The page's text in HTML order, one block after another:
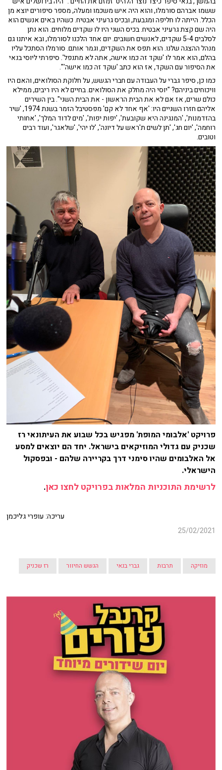
ששמו אברהם סורמלו, והוא היה איש משכמו ומעלה, מספר סיפורים יוצא מן
הכלל. הייתה לו חליפה ומגבעת, ובכיס גרעיני אבטיח. כשהיו באים אנשים הוא
היה שם קצת גרעיני אבטיח. בכיס השני היו לו שקדים מלוחים. הוא נתן
לסלבים 5-4 שקדים, לאנשים חשובים. יום אחד הלכנו לסורמלו, ובא איתנו גם
מנהל ההצגה שלנו. הוא תפס את השקדים, וגמר אותם. סורמלו הסתכל עליו
בהלם, הוא אמר לו 'שקד זה כמו אישה, אתה לא מתנפל'. סיפרתי ליוסי בנאי
את הסיפור עם השקד, אז הוא כתב 'שקד זה כמו אישה'".
כמו כן, סיפר גברי על העבודה עם חברי הגשש, על חלוקת הסולואים, והאם היו
וויכוחים ביניהם? "יוסי היה מחלק את הסולואים. בחיים לא היו ריבים, ממילא
כולם שרים, אז אם לא את הבית הראשון - את הבית השני". בין השירים
אליהם חזרו השניים היו: 'אף אחד לא קם' מפסטיבל הזמר בשנת 1974, 'שיר
בהזדמנות', 'המנגינה היא שקובעת', 'יפות יפות', 'מים לדוד המלך', 'אחותי
רוחמה', 'יום חג', 'תן לשים ת'ראש על דיונה', 'לו יהי', 'שלאגר', ועוד רבים
וטובים.
פרויקט 'אלבומי המופת' מפגיש בכל שבוע את העיתונאי רז
שכניק עם גדולי המוזיקאים בישראל. יחד הם יוצאים למסע
אל האלבומים שהיו סימני דרך בקריירה שלהם - ובפסקול
הישראלי.
לרשימת התוכניות המלאות בפרויקט לחצו כאן.
עריכה: עופרי גליכמן
25/02/2021
מוזיקה תרבות גברי בנאי הגשש החיוור רז שכניק